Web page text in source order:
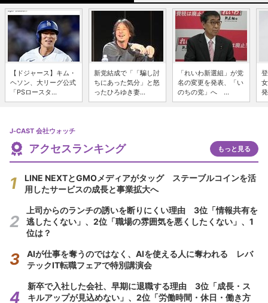
【ドジャース】キム・
ヘソン、大リーグ公式
「PSロースタ...
新党結成で「「騙し討
ちにあった気分」と怒
ったひろゆき妻...
「れいわ新選組」が党
名の変更を発表、「い
のちの党」へ ...
J-CAST 会社ウォッチ
アクセスランキング もっと見る
LINE NEXTとGMOメディアがタッグ ステーブルコインを活
用したサービスの成長と事業拡大へ
上司からのランチの誘いを断りにくい理由 3位「情報共有を
逃したくない」、2位「職場の雰囲気を悪くしたくない」、1
位は？
AIが仕事を奪うのではなく、AIを使える人に奪われる レバ
テックIT転職フェアで特別講演会
新卒で入社した会社、早期に退職する理由 3位「成長・ス
キルアップが見込めない」、2位「労働時間・休日・働き方